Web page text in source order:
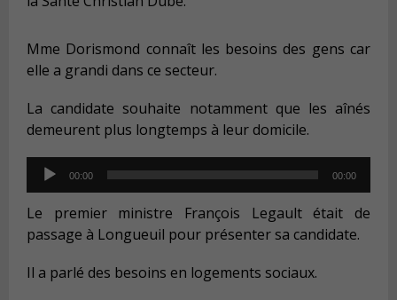
Mme Dorismond connaît les besoins des gens car
elle a grandi dans ce secteur.
La candidate souhaite notamment que les aînés
demeurent plus longtemps à leur domicile.
Audio
Player
00:00 00:00
Le premier ministre François Legault était de
passage à Longueuil pour présenter sa candidate.
Il a parlé des besoins en logements sociaux.